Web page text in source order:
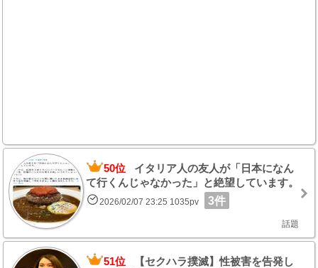
50位 イタリア人の友人が「日本になん
て行くんじゃなかった」と絶望しています。
2026/02/07 23:25 1035pv 3件
話題
51位 【セクハラ撲滅】性被害を告発し